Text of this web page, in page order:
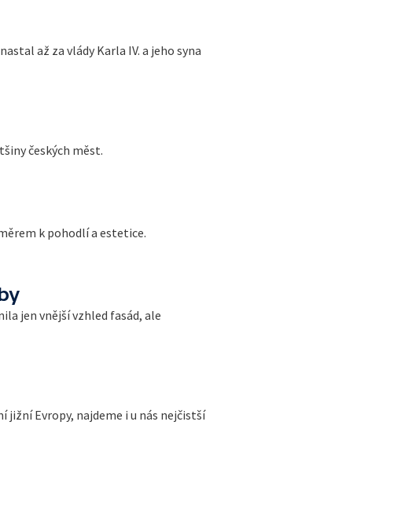
až za vlády Karla IV. a jeho syna
českých měst.
k pohodlí a estetice.
jen vnější vzhled fasád, ale
jižní Evropy, najdeme i u nás nejčistší